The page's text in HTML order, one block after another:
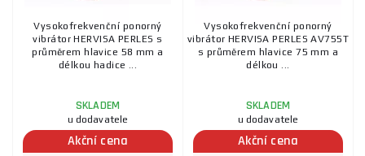
Vysokofrekvenční ponorný
vibrátor HERVISA PERLES s
průměrem hlavice 58 mm a
délkou hadice ...
SKLADEM
u dodavatele
Akční cena
Vysokofrekvenční ponorný
vibrátor HERVISA PERLES AV755T
s průměrem hlavice 75 mm a
délkou ...
SKLADEM
u dodavatele
Akční cena